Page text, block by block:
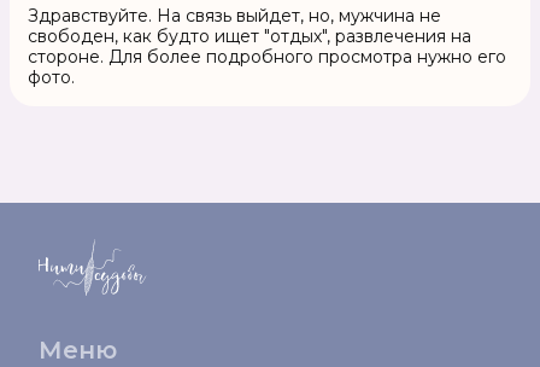
Здравствуйте. На связь выйдет, но, мужчина не
свободен, как будто ищет "отдых", развлечения на
стороне. Для более подробного просмотра нужно его
фото.
Меню